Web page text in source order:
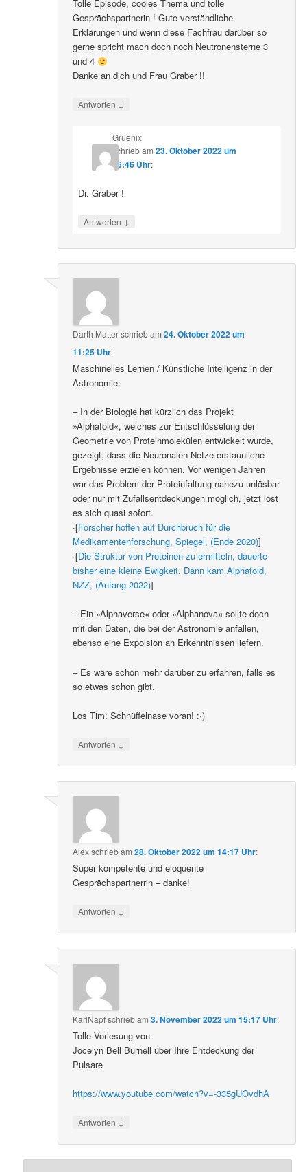
Tolle Episode, cooles Thema und tolle
Gesprächspartnerin ! Gute verständliche
Erklärungen und wenn diese Fachfrau darüber so
gerne spricht mach doch noch Neutronensterne 3
und 4
Danke an dich und Frau Graber !!
Antworten ↓
Gruenix
schriebam 23. Oktober 2022 um
06:46 Uhr:
Dr. Graber !
Antworten ↓
Darth Matterschriebam24. Oktober 2022 um
11:25 Uhr:
Maschinelles Lernen / Künstliche Intelligenz in der
Astronomie:
– In der Biologie hat kürzlich das Projekt
»Alphafold«, welches zur Entschlüsselung der
Geometrie von Proteinmolekülen entwickelt wurde,
gezeigt, dass die Neuronalen Netze erstaunliche
Ergebnisse erzielen können. Vor wenigen Jahren
war das Problem der Proteinfaltung nahezu unlösbar
oder nur mit Zufallsentdeckungen möglich, jetzt löst
es sich quasi sofort.
·[Forscher hoffen auf Durchbruch für die
Medikamentenforschung, Spiegel, (Ende 2020)]
·[Die Struktur von Proteinen zu ermitteln, dauerte
bisher eine kleine Ewigkeit. Dann kam Alphafold,
NZZ, (Anfang 2022)]
– Ein »Alphaverse« oder »Alphanova« sollte doch
mit den Daten, die bei der Astronomie anfallen,
ebenso eine Expolsion an Erkenntnissen liefern.
– Es wäre schön mehr darüber zu erfahren, falls es
so etwas schon gibt.
Los Tim: Schnüffelnase voran! :·)
Antworten ↓
Alexschriebam28. Oktober 2022 um 14:17 Uhr:
Super kompetente und eloquente
Gesprächspartnerrin – danke!
Antworten ↓
KarlNapfschriebam3. November 2022 um 15:17 Uhr:
Tolle Vorlesung von
Jocelyn Bell Burnell über Ihre Entdeckung der
Pulsare
https://www.youtube.com/watch?v=-335gUOvdhA
Antworten ↓